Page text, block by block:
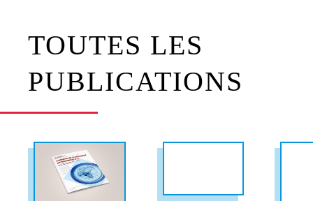
TOUTES LES
PUBLICATIONS